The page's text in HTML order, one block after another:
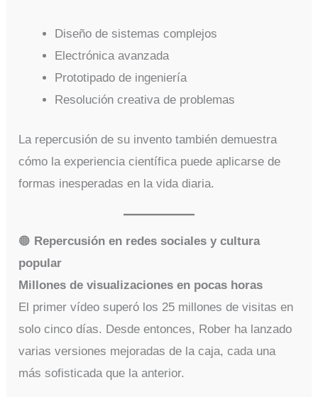
Diseño de sistemas complejos
Electrónica avanzada
Prototipado de ingeniería
Resolución creativa de problemas
La repercusión de su invento también demuestra
cómo la experiencia científica puede aplicarse de
formas inesperadas en la vida diaria.
🟠 Repercusión en redes sociales y cultura
popular
Millones de visualizaciones en pocas horas
El primer vídeo superó los 25 millones de visitas en
solo cinco días. Desde entonces, Rober ha lanzado
varias versiones mejoradas de la caja, cada una
más sofisticada que la anterior.